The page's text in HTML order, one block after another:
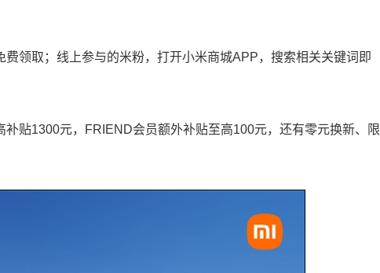
领取；线上参与的米粉，打开小米商城APP，搜索相关关键词即
贴1300元，FRIEND会员额外补贴至高100元，还有零元换新、限